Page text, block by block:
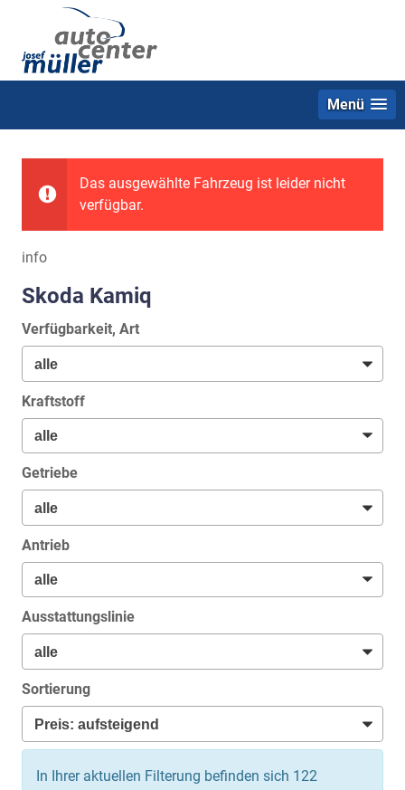
Menü
Das ausgewählte Fahrzeug ist leider nicht
verfügbar.
info
Skoda Kamiq
Verfügbarkeit, Art
Kraftstoff
Getriebe
Antrieb
Ausstattungslinie
Sortierung
In Ihrer aktuellen Filterung befinden sich 122